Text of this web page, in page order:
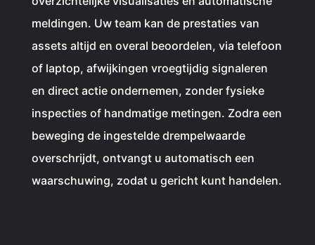
meldingen. Uw team kan de prestaties van
assets altijd en overal beoordelen, via telefoon
of laptop, afwijkingen vroegtijdig signaleren
en direct actie ondernemen, zonder fysieke
inspecties of handmatige metingen. Zodra een
beweging de ingestelde drempelwaarde
overschrijdt, ontvangt u automatisch een
waarschuwing, zodat u gericht kunt handelen.